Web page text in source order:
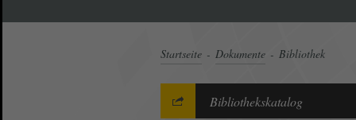
Startseite Dokumente Bibliothek
Bibliothekskatalog